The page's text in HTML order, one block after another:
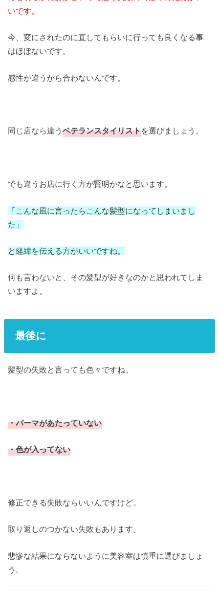
いです。
今、変にされたのに直してもらいに行っても良くなる事
はほぼないです。
感性が違うから合わないんです。
同じ店なら違うベテランスタイリストを選びましょう。
でも違うお店に行く方が賢明かなと思います。
「こんな風に言ったらこんな髪型になってしまいまし
た」
と経緯を伝える方がいいですね。
何も言わないと、その髪型が好きなのかと思われてしま
いますよ。
最後に
髪型の失敗と言っても色々ですね。
・パーマがあたっていない
・色が入ってない
修正できる失敗ならいいんですけど。
取り返しのつかない失敗もあります。
悲惨な結果にならないように美容室は慎重に選びましょ
う。